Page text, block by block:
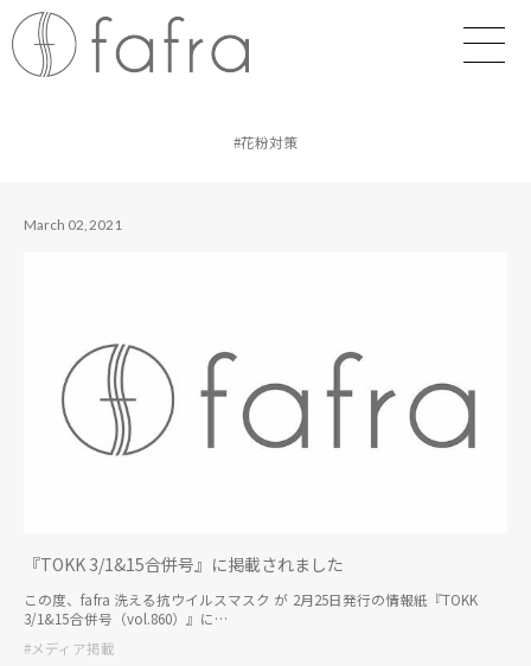
#花粉対策
March 02, 2021
『TOKK 3/1&15合併号』に掲載されました
この度、fafra 洗える抗ウイルスマスク が 2月25日発行の情報紙『TOKK
3/1&15合併号（vol.860）』に…
#メディア掲載